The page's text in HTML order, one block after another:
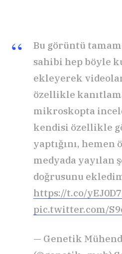
Bu görüntü
sahibi hep böyle
ekleyerek
özellikle
mikroskopta
kendisi özellikle
yaptığını, hemen
medyada yayılan
doğrusunu
https://t.co/
pic.twitter.com/
— Genetik